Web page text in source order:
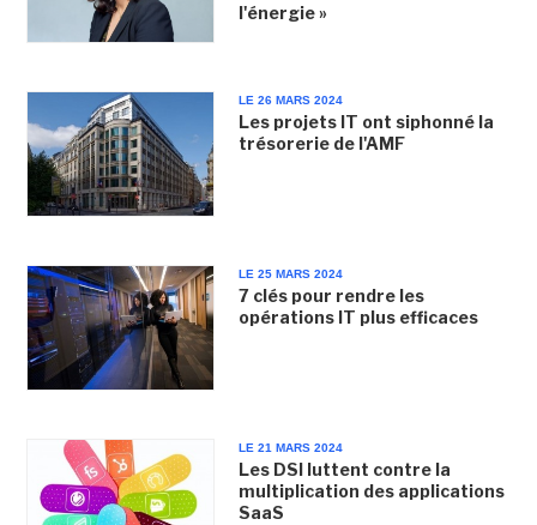
l'énergie »
LE 26 MARS 2024
Les projets IT ont siphonné la
trésorerie de l'AMF
LE 25 MARS 2024
7 clés pour rendre les
opérations IT plus efficaces
LE 21 MARS 2024
Les DSI luttent contre la
multiplication des applications
SaaS